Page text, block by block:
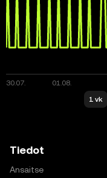
1 vk
Tiedot
Ansaitse